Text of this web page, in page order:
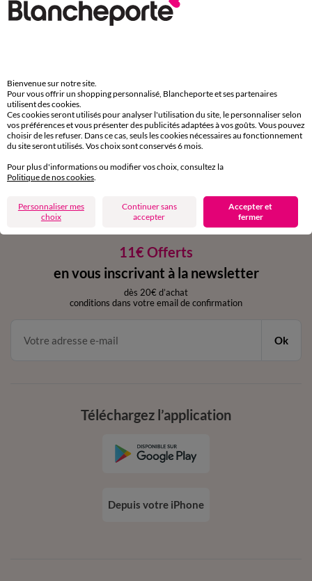
Livraison express
domicile, relais, consignes automatiques
Retours gratuits
sous 30 jours avec Mondial Relay uniquement
Service clients
11€ Offerts
en vous inscrivant à la newsletter
dès 20€ d’achat
conditions dans votre email de confirmation
Ok
Téléchargez l’application
Depuis votre iPhone
Bienvenue sur notre site.
Pour vous offrir un shopping personnalisé, Blancheporte et ses partenaires
utilisent des cookies.
Ces cookies seront utilisés pour analyser l'utilisation du site, le personnaliser selon
vos préférences et vous présenter des publicités adaptées à vos goûts. Vous pouvez
choisir de les refuser. Dans ce cas, seuls les cookies nécessaires au fonctionnement
du site seront utilisés. Vos choix sont conservés 6 mois.
Pour plus d'informations ou modifier vos choix, consultez la
Politique de nos cookies
Personnaliser mes
choix
Continuer sans
accepter
Accepter et
fermer